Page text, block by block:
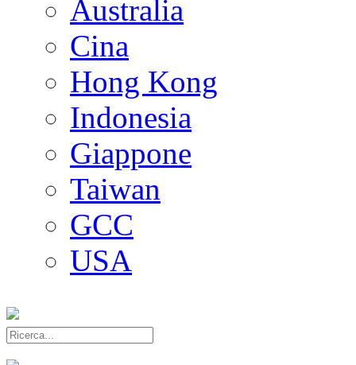
Australia
Cina
Hong Kong
Indonesia
Giappone
Taiwan
GCC
USA